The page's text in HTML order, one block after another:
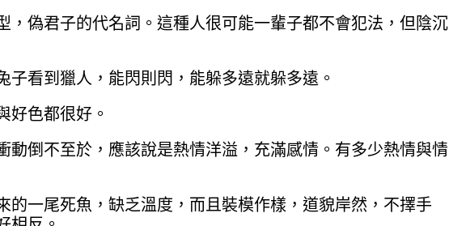
偽君子的代名詞。這種人很可能一輩子都不會犯法，但陰沉
看到獵人，能閃則閃，能躲多遠就躲多遠。
好色都很好。
倒不至於，應該說是熱情洋溢，充滿感情。有多少熱情與情
的一尾死魚，缺乏溫度，而且裝模作樣，道貌岸然，不擇手